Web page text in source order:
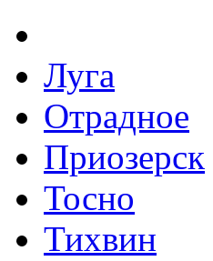
Луга
Отрадное
Приозерск
Тосно
Тихвин